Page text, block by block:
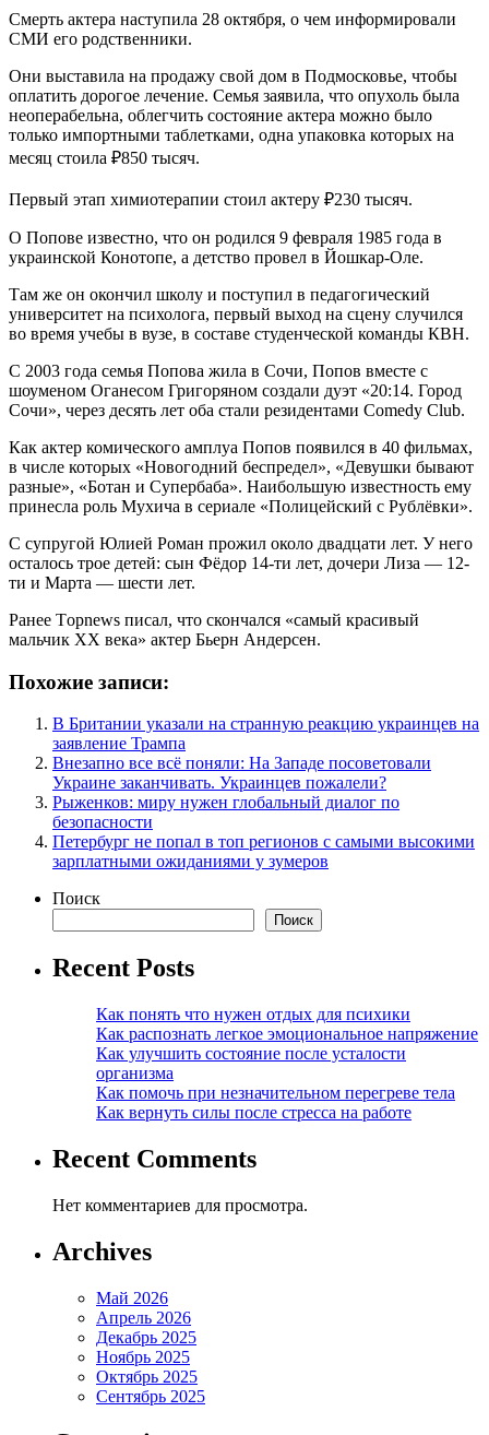
Смерть актера наступила 28 октября, о чем информировали
СМИ его родственники.
Они выставила на продажу свой дом в Подмосковье, чтобы
оплатить дорогое лечение. Семья заявила, что опухоль была
неоперабельна, облегчить состояние актера можно было
только импортными таблетками, одна упаковка которых на
месяц стоила ₽850 тысяч.
Первый этап химиотерапии стоил актеру ₽230 тысяч.
О Попове известно, что он родился 9 февраля 1985 года в
украинской Конотопе, а детство провел в Йошкар-Оле.
Там же он окончил школу и поступил в педагогический
университет на психолога, первый выход на сцену случился
во время учебы в вузе, в составе студенческой команды КВН.
С 2003 года семья Попова жила в Сочи, Попов вместе с
шоуменом Оганесом Григоряном создали дуэт «20:14. Город
Сочи», через десять лет оба стали резидентами Comedy Club.
Как актер комического амплуа Попов появился в 40 фильмах,
в числе которых «Новогодний беспредел», «Девушки бывают
разные», «Ботан и Супербаба». Наибольшую известность ему
принесла роль Мухича в сериале «Полицейский с Рублёвки».
С супругой Юлией Роман прожил около двадцати лет. У него
осталось трое детей: сын Фёдор 14-ти лет, дочери Лиза — 12-
ти и Марта — шести лет.
Ранее Tоpnews писал, что скончался «самый красивый
мальчик ХХ века» актер Бьерн Андерсен.
Похожие записи:
В Британии указали на странную реакцию украинцев на
заявление Трампа
Внезапно все всё поняли: На Западе посоветовали
Украине заканчивать. Украинцев пожалели?
Рыженков: миру нужен глобальный диалог по
безопасности
Петербург не попал в топ регионов с самыми высокими
зарплатными ожиданиями у зумеров
Поиск
Поиск
Recent Posts
Как понять что нужен отдых для психики
Как распознать легкое эмоциональное напряжение
Как улучшить состояние после усталости
организма
Как помочь при незначительном перегреве тела
Как вернуть силы после стресса на работе
Recent Comments
Нет комментариев для просмотра.
Archives
Май 2026
Апрель 2026
Декабрь 2025
Ноябрь 2025
Октябрь 2025
Сентябрь 2025